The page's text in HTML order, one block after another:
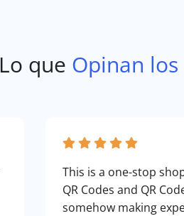
Lo que Opinan
This is a one-stop
QR Codes and QR
somehow making